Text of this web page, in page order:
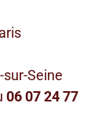
Seine
06 07 24 77